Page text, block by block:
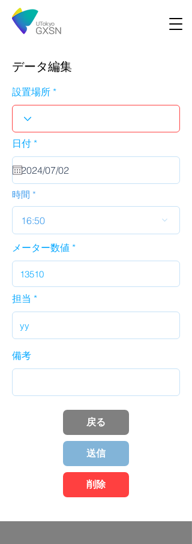
データ編集
設置場所
日付 *r
u
i
d
時間
16:50
メーター数値
担当
備考
戻る
送信
削除